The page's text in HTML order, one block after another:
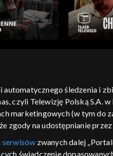
Budny;
voucher
śledzenia i
czyli Telewizję Polską S.A.
marketingowych (w tym do
zgody na udostępnianie
serwisów zwanych dalej
świadczenie